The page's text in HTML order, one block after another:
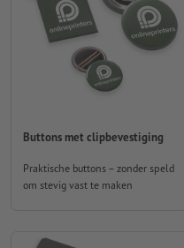
Buttons met clipbevestiging
Praktische buttons – zonder speld
om stevig vast te maken